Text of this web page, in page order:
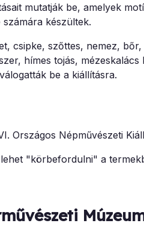
mutatják be, amelyek
számára készültek.
csipke, szőttes, nemez,
hímes tojás,
be a kiállításra.
Országos Népművészeti
"körbefordulni" a